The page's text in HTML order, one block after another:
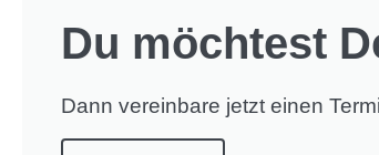
Du möchtest
Dann vereinbare jetzt einen